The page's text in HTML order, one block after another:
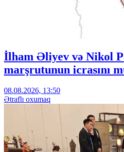
İlham Əliyev və Nikol
marşrutunun icrasını
08.08.2026, 13:50
Ətraflı oxumaq